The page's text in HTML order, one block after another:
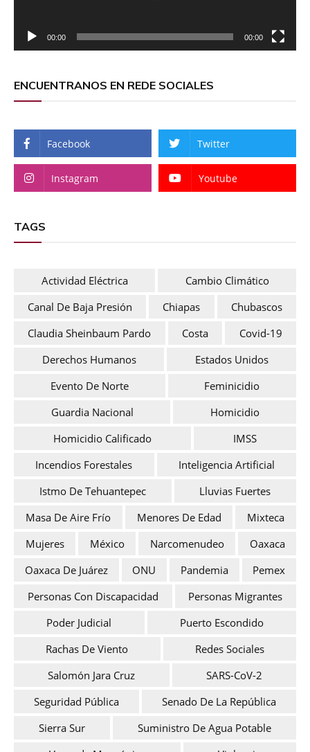
00:00 00:00
ENCUENTRANOS EN REDE SOCIALES
Facebook Twitter
Instagram Youtube
TAGS
Actividad Eléctrica
Cambio Climático
Canal De Baja Presión
Chiapas
Chubascos
Claudia Sheinbaum Pardo
Costa
Covid-19
Derechos Humanos
Estados Unidos
Evento De Norte
Feminicidio
Guardia Nacional
Homicidio
Homicidio Calificado
IMSS
Incendios Forestales
Inteligencia Artificial
Istmo De Tehuantepec
Lluvias Fuertes
Masa De Aire Frío
Menores De Edad
Mixteca
Mujeres
México Narcomenudeo
Oaxaca
Oaxaca De Juárez
ONU Pandemia
Pemex
Personas Con Discapacidad
Personas Migrantes
Poder Judicial
Puerto Escondido
Rachas De Viento
Redes Sociales
Salomón Jara Cruz
SARS-CoV-2
Seguridad Pública
Senado De La República
Sierra Sur
Suministro De Agua Potable